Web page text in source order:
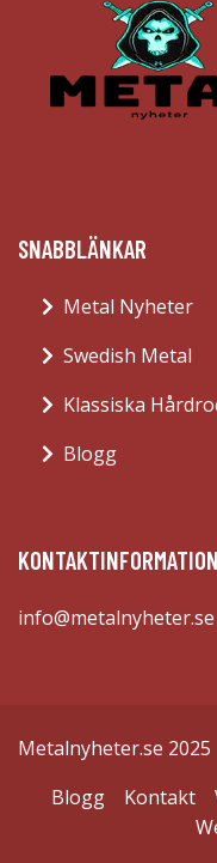
SNABBLÄNKAR
Metal Nyheter
Swedish Metal
Klassiska
Blogg
KONTAKTINFORMATION
info@metalnyheter.se
Metalnyheter.se 2025
Blogg
Kontakt